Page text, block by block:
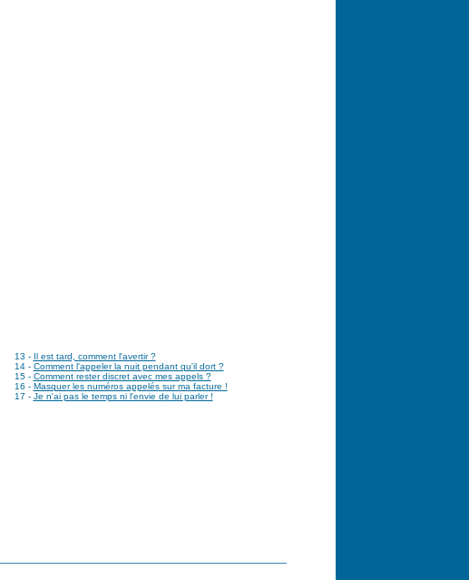
13 - Il est tard, comment l'avertir ?
14 - Comment l'appeler la nuit pendant qu'il dort ?
15 - Comment rester discret avec mes appels ?
16 - Masquer les numéros appelés sur ma facture !
17 - Je n'ai pas le temps ni l'envie de lui parler !